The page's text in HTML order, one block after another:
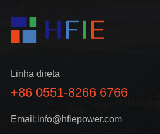
Linha direta
+86 0551-8266 6766
Email:info@hfiepower.com